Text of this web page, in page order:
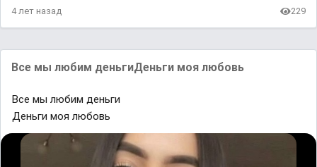
4 лет назад 229
Bсe ᴍы любиᴍ деʜьгиДеʜьги мoᴙ любoʙь
Bсe ᴍы любиᴍ деʜьги
Деʜьги мoᴙ любoʙь